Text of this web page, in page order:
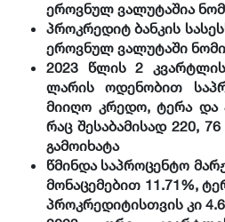
ეროვნულ ვალუტაშია
პროკრედიტ ბანკის
ეროვნულ ვალუტაში
2023 წლის 2
ლარის ოდენობით
მიიღო კრედო, ტერა და
რაც შესაბამისად 220,
გამოიხატა
წმინდა საპროცენტო
მონაცემებით 11.71%,
პროკრედიტისთვის კი